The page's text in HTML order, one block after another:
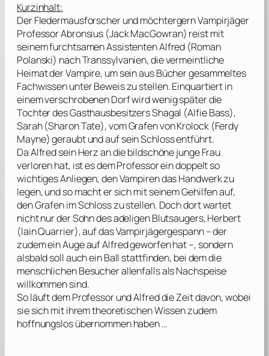
Kurzinhalt:
Der Fledermausforscher und möchtergern Vampirjäger
Professor Abronsius (Jack MacGowran) reist mit
seinem furchtsamen Assistenten Alfred (Roman
Polanski) nach Transsylvanien, die vermeintliche
Heimat der Vampire, um sein aus Bücher gesammeltes
Fachwissen unter Beweis zu stellen. Einquartiert in
einem verschrobenen Dorf wird wenig später die
Tochter des Gasthausbesitzers Shagal (Alfie Bass),
Sarah (Sharon Tate), vom Grafen von Krolock (Ferdy
Mayne) geraubt und auf sein Schloss entführt.
Da Alfred sein Herz an die bildschöne junge Frau
verloren hat, ist es dem Professor ein doppelt so
wichtiges Anliegen, den Vampiren das Handwerk zu
legen, und so macht er sich mit seinem Gehilfen auf,
den Grafen im Schloss zu stellen. Doch dort wartet
nicht nur der Sohn des adeligen Blutsaugers, Herbert
(Iain Quarrier), auf das Vampirjägergespann – der
zudem ein Auge auf Alfred geworfen hat –, sondern
alsbald soll auch ein Ball stattfinden, bei dem die
menschlichen Besucher allenfalls als Nachspeise
willkommen sind.
So läuft dem Professor und Alfred die Zeit davon, wobei
sie sich mit ihrem theoretischen Wissen zudem
hoffnungslos übernommen haben …